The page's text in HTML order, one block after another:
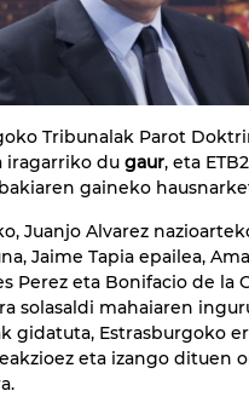
Tribunalak Parot
iragarriko du gaur, eta
gaineko
Juanjo Alvarez
Jaime Tapia epailea,
Perez eta Bonifacio de la
solasaldi mahaiaren
gidatuta, Estrasburgoko
eta izango dituen